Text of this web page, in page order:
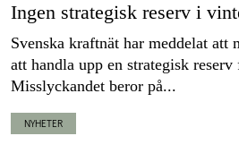
Ingen strategisk reserv i
Svenska kraftnät har meddelat att
att handla upp en strategisk
Misslyckandet beror på...
NYHETER